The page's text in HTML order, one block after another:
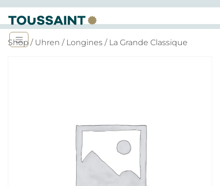
Shop / Uhren / Longines / La Grande Classique